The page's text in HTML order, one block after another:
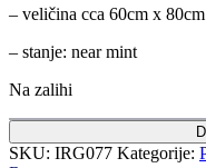
– veličina cca 60cm x 80cm
– stanje: near mint
Na zalihi
SKU: IRG077 Kategorije: